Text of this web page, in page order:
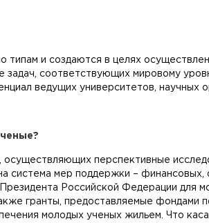
типам и создаются в целях
задач, соответствующих мировому
ведущих университетов, научных
перспективные
система мер поддержки – финансовых,
Российской Федерации для
гранты, предоставляемые фондами
молодых ученых жильем. Что